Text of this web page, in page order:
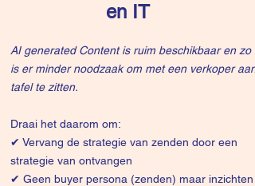
en IT
AI generated Content is ruim beschikbaar en zo
is er minder noodzaak om met een verkoper aan
tafel te zitten.
Draai het daarom om:
✔ Vervang de strategie van zenden door een
strategie van ontvangen
✔ Geen buyer persona (zenden) maar inzichten